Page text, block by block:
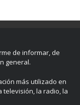
de informar, de
general.
más utilizado en
televisión, la radio, la